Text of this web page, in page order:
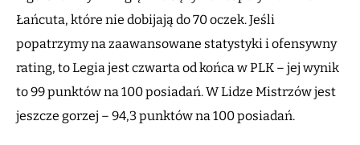
Łańcuta, które nie dobijają do 70 oczek. Jeśli
popatrzymy na zaawansowane statystyki i ofensywny
rating, to Legia jest czwarta od końca w PLK – jej wynik
to 99 punktów na 100 posiadań. W Lidze Mistrzów jest
jeszcze gorzej – 94,3 punktów na 100 posiadań.